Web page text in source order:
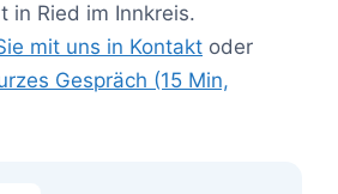
in Ried im Innkreis.
mit uns in Kontakt oder
Gespräch (15 Min,